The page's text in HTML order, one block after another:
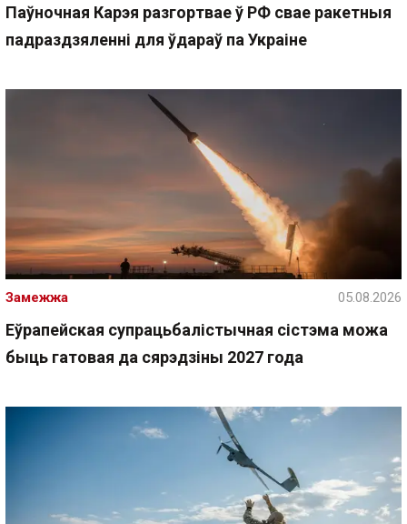
Паўночная Карэя разгортвае ў РФ свае ракетныя
падраздзяленні для ўдараў па Украіне
Еўрапейская супрацьбалістычная сістэма можа
быць гатовая да сярэдзіны 2027 года
Замежжа 05.08.2026